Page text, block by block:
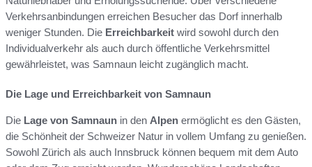
Verkehrsanbindungen erreichen Besucher das Dorf innerhalb
weniger Stunden. Die Erreichbarkeit wird sowohl durch den
Individualverkehr als auch durch öffentliche Verkehrsmittel
gewährleistet, was Samnaun leicht zugänglich macht.
Die Lage und Erreichbarkeit von Samnaun
Die Lage von Samnaun in den Alpen ermöglicht es den Gästen,
die Schönheit der Schweizer Natur in vollem Umfang zu genießen.
Sowohl Zürich als auch Innsbruck können bequem mit dem Auto